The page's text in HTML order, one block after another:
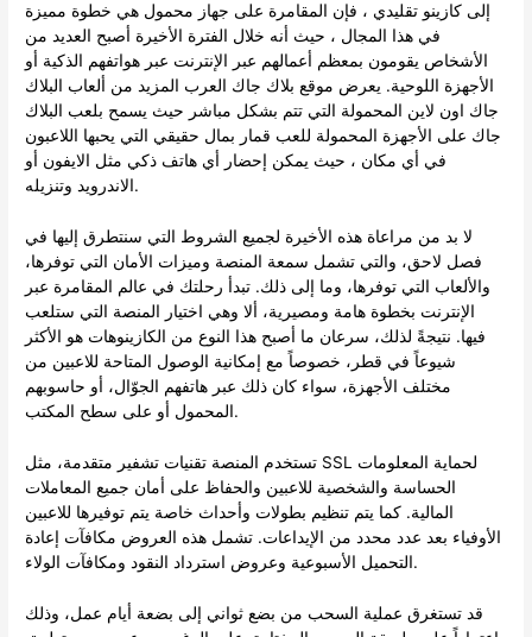
إلى كازينو تقليدي ، فإن المقامرة على جهاز محمول هي خطوة مميزة
في هذا المجال ، حيث أنه خلال الفترة الأخيرة أصبح العديد من
الأشخاص يقومون بمعظم أعمالهم عبر الإنترنت عبر هواتفهم الذكية أو
الأجهزة اللوحية. يعرض موقع بلاك جاك العرب المزيد من ألعاب البلاك
جاك اون لاين المحمولة التي تتم بشكل مباشر حيث يسمح بلعب البلاك
جاك على الأجهزة المحمولة للعب قمار بمال حقيقي التي يحبها اللاعبون
في أي مكان ، حيث يمكن إحضار أي هاتف ذكي مثل الايفون أو
الاندرويد وتنزيله.
لا بد من مراعاة هذه الأخيرة لجميع الشروط التي سنتطرق إليها في
فصل لاحق، والتي تشمل سمعة المنصة وميزات الأمان التي توفرها،
والألعاب التي توفرها، وما إلى ذلك. تبدأ رحلتك في عالم المقامرة عبر
الإنترنت بخطوة هامة ومصيرية، ألا وهي اختيار المنصة التي ستلعب
فيها. نتيجةً لذلك، سرعان ما أصبح هذا النوع من الكازينوهات هو الأكثر
شيوعاً في قطر، خصوصاً مع إمكانية الوصول المتاحة للاعبين من
مختلف الأجهزة، سواء كان ذلك عبر هاتفهم الجوّال، أو حاسوبهم
المحمول أو على سطح المكتب.
تستخدم المنصة تقنيات تشفير متقدمة، مثل SSL لحماية المعلومات
الحساسة والشخصية للاعبين والحفاظ على أمان جميع المعاملات
المالية. كما يتم تنظيم بطولات وأحداث خاصة يتم توفيرها للاعبين
الأوفياء بعد عدد محدد من الإيداعات. تشمل هذه العروض مكافآت إعادة
التحميل الأسبوعية وعروض استرداد النقود ومكافآت الولاء.
قد تستغرق عملية السحب من بضع ثواني إلى بضعة أيام عمل، وذلك